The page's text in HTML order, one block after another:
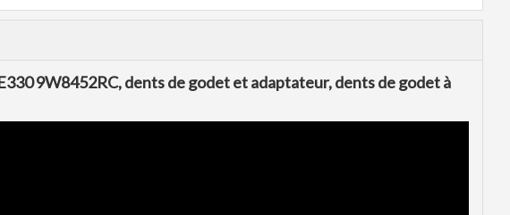
9W8452RC, dents de godet et adaptateur, dents de godet à